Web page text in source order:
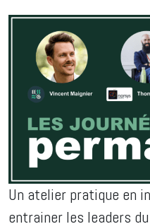
Un atelier pratique en
entrainer les leaders